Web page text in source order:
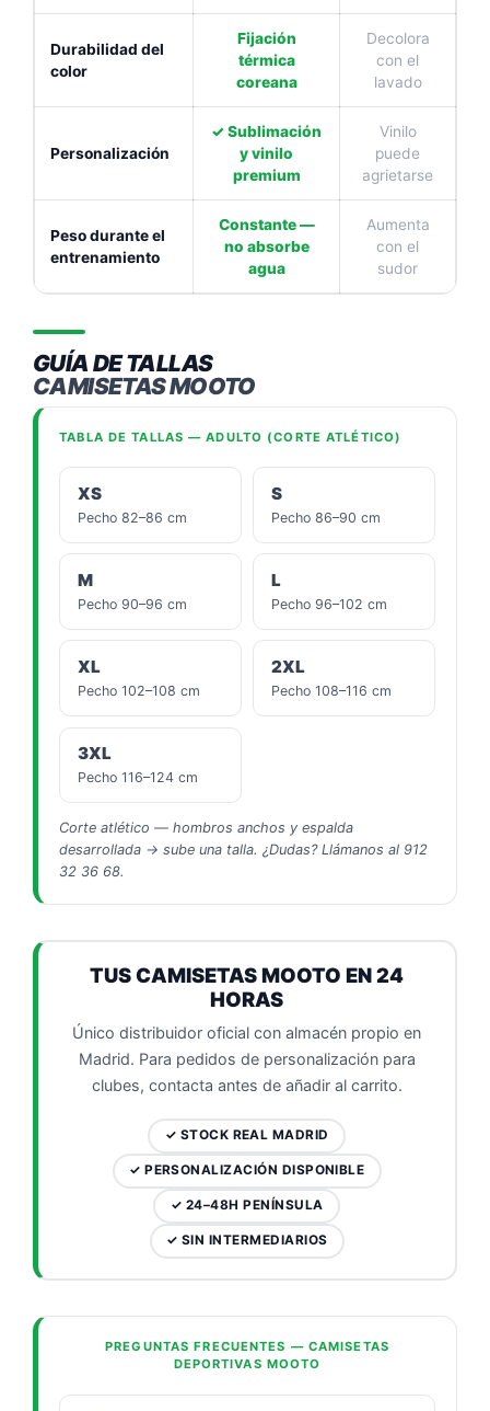
Durabilidad del
color
Fijación
térmica
coreana
Decolora
con el
lavado
Personalización
✓ Sublimación
y vinilo
premium
Vinilo
puede
agrietarse
Peso durante el
entrenamiento
Constante —
no absorbe
agua
Aumenta
con el
sudor
GUÍA DE TALLAS
CAMISETAS MOOTO
TABLA DE TALLAS — ADULTO (CORTE ATLÉTICO)
XS
Pecho 82–86 cm
S
Pecho 86–90 cm
M
Pecho 90–96 cm
L
Pecho 96–102 cm
XL
Pecho 102–108 cm
2XL
Pecho 108–116 cm
3XL
Pecho 116–124 cm
Corte atlético — hombros anchos y espalda
desarrollada → sube una talla. ¿Dudas? Llámanos al 912
32 36 68.
TUS CAMISETAS MOOTO EN 24
HORAS
Único distribuidor oficial con almacén propio en
Madrid. Para pedidos de personalización para
clubes, contacta antes de añadir al carrito.
✓ STOCK REAL MADRID
✓ PERSONALIZACIÓN DISPONIBLE
✓ 24–48H PENÍNSULA
✓ SIN INTERMEDIARIOS
PREGUNTAS FRECUENTES — CAMISETAS
DEPORTIVAS MOOTO